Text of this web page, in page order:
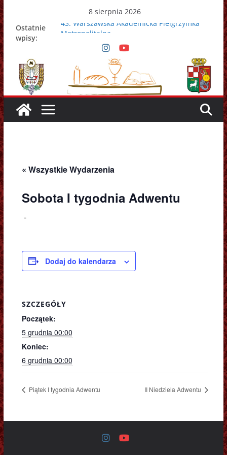
Przejdź
do
treści
8 sierpnia 2026
Ostatnie
wpisy:
43. Warszawska Akademicka Pielgrzymka
Metropolitalna
Nowy Papież – Leon XIV
Zmarł papież Franciszek
Adrian Galbas nowym metropolitą
warszawskim
Zmarł ks. prałat Kazimierz Apel
« Wszystkie Wydarzenia
Sobota I tygodnia Adwentu
-
Dodaj do kalendarza
SZCZEGÓŁY
Początek:
5 grudnia 00:00
Koniec:
6 grudnia 00:00
Piątek I tygodnia Adwentu II Niedziela Adwentu